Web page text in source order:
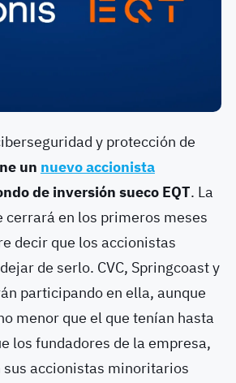
y protección de
un nuevo accionista
de inversión sueco EQT. La
cerrará en los primeros meses
decir que los accionistas
de serlo. CVC, Springcoast y
participando en ella, aunque
menor que el que tenían hasta
los fundadores de la empresa,
accionistas minoritarios